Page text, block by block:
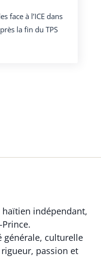
face à l’ICE dans
la fin du TPS
haïtien indépendant,
générale, culturelle
passion et